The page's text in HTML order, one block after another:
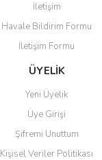
İletişim
Havale Bildirim Formu
İletişim Formu
ÜYELİK
Yeni Üyelik
Üye Girişi
Şifremi Unuttum
Kişisel Veriler Politikası